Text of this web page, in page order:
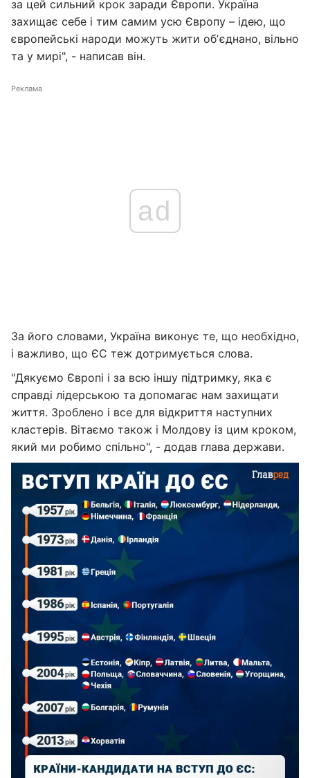
за цей сильний крок заради Європи. Україна
захищає себе і тим самим усю Європу – ідею, що
європейські народи можуть жити обʼєднано, вільно
та у мирі", - написав він.
Реклама
ad
За його словами, Україна виконує те, що необхідно,
і важливо, що ЄС теж дотримується слова.
"Дякуємо Європі і за всю іншу підтримку, яка є
справді лідерською та допомагає нам захищати
життя. Зроблено і все для відкриття наступних
кластерів. Вітаємо також і Молдову із цим кроком,
який ми робимо спільно", - додав глава держави.